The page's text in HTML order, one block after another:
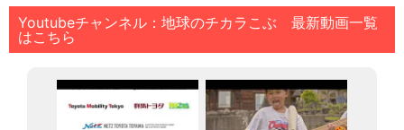
Youtubeチャンネル：地球のチカラこぶ 最新動画一覧
はこちら